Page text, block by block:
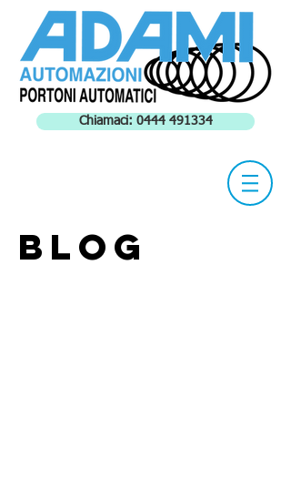
Chiamaci: 0444 491334
Blog